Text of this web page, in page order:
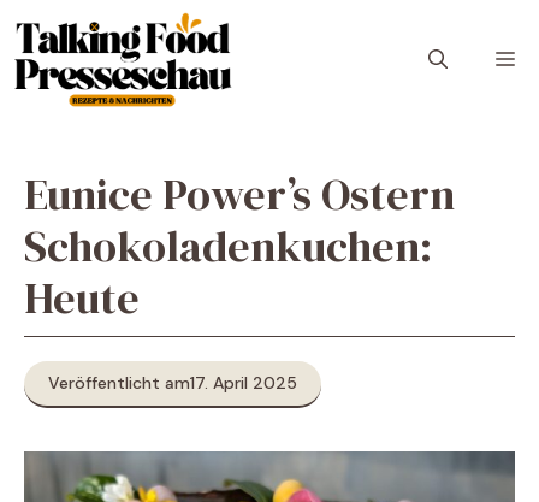
Inhalt
springen
Eunice Power’s Ostern
Schokoladenkuchen:
Heute
Veröffentlicht am17. April 2025